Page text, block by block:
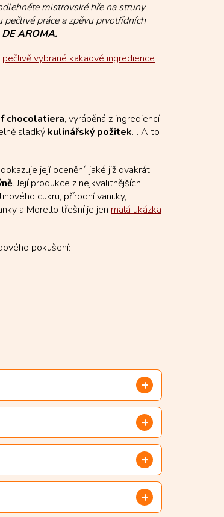
mistrovské hře na struny
práce a zpěvu prvotřídních
AROMA.
pečlivě vybrané kakaové ingredience
chocolatiera, vyráběná z ingrediencí
sladký kulinářský požitek… A to
její ocenění, jaké již dvakrát
. Její produkce z nejkvalitnějších
cukru, přírodní vanilky,
a Morello třešní je jen malá ukázka
pokušení: